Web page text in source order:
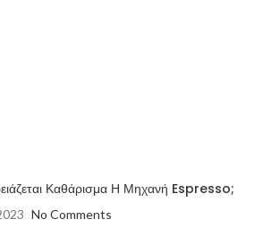
Καθάρισμα Η Μηχανή Espresso;
No Comments